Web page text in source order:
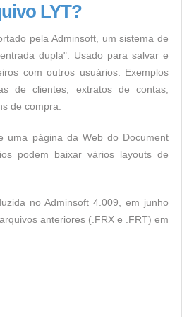
LYT?
pela Adminsoft, um sistema de
dupla". Usado para salvar e
com outros usuários. Exemplos
de clientes, extratos de contas,
de compra.
uma página da Web do Document
podem baixar vários layouts de
no Adminsoft 4.009, em junho
anteriores (.FRX e .FRT) em